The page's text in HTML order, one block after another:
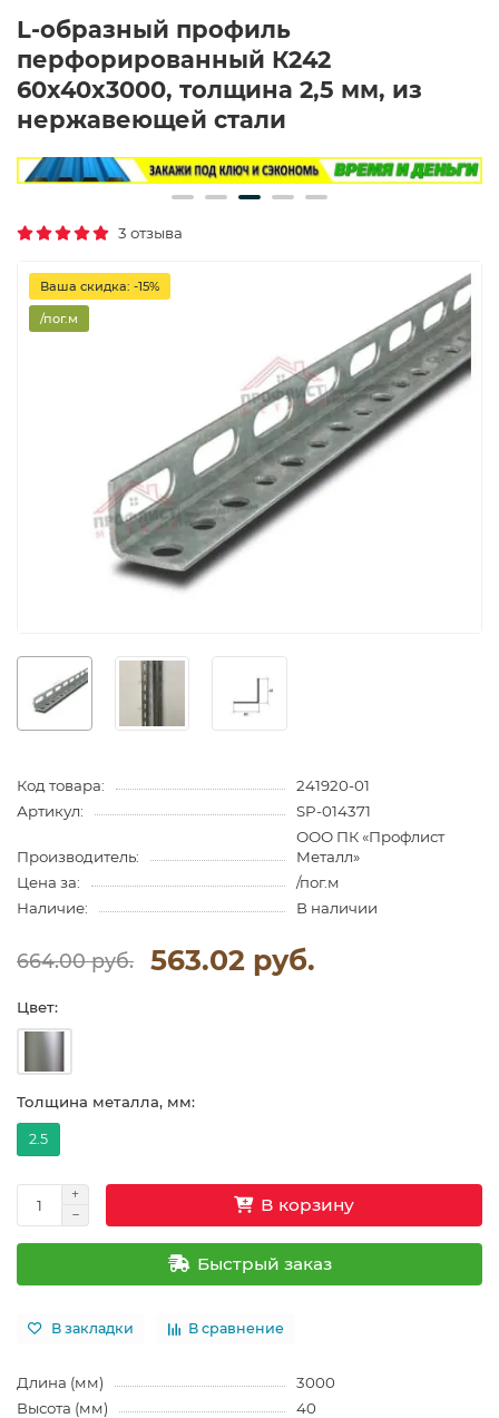
L-образный профиль
перфорированный К242
60x40x3000, толщина 2,5 мм, из
нержавеющей стали
3 отзыва
Ваша скидка: -15%
/пог.м
Код товара:
241920-01
Артикул:
SP-014371
Производитель:
ООО ПК «Профлист
Металл»
Цена за:
/пог.м
Наличие:
В наличии
664.00 руб. 563.02 руб.
Цвет:
Толщина металла, мм:
2.5
В корзину
Быстрый заказ
В закладки В сравнение
Длина (мм)
3000
Высота (мм)
40